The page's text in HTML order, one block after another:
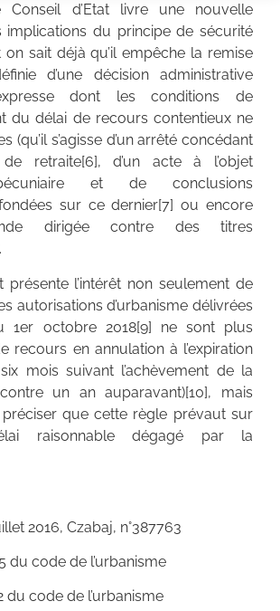
Conseil d’Etat livre une nouvelle
implications du principe de sécurité
sait déjà qu’il empêche la remise
d’une décision administrative
dont les conditions de
du délai de recours contentieux ne
(qu’il s’agisse d’un arrêté concédant
retraite[6], d’un acte à l’objet
et de conclusions
sur ce dernier[7] ou encore
dirigée contre des titres
présente l’intérêt non seulement de
autorisations d’urbanisme délivrées
1er octobre 2018[9] ne sont plus
recours en annulation à l’expiration
mois suivant l’achèvement de la
un an auparavant)[10], mais
que cette règle prévaut sur
raisonnable dégagé par la
2016, Czabaj, n°387763
du code de l’urbanisme
du code de l’urbanisme